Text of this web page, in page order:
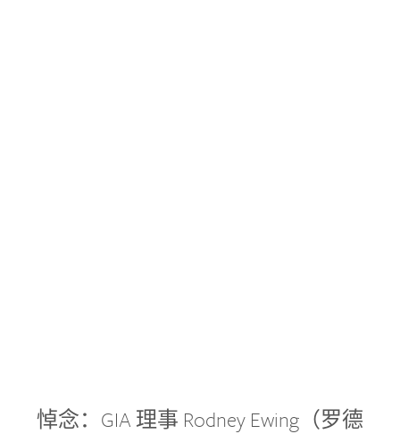
悼念：GIA 理事 Rodney Ewing（罗德